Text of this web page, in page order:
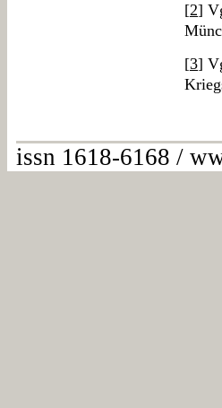
[2]
[3]
issn 1618-6168 /